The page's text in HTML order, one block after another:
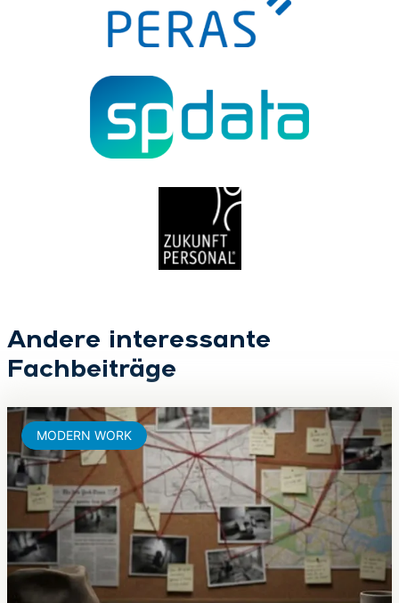
Andere interessante
Fachbeiträge
MODERN WORK